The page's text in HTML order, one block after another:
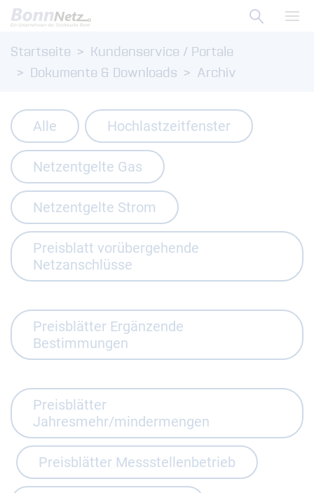
Zum Menü
Zum Inhalt
Suche
Startseite
Kundenservice / Portale
Dokumente & Downloads
Archiv
Alle Hochlastzeitfenster
Netzentgelte Gas
Netzentgelte Strom
Preisblatt vorübergehende
Netzanschlüsse
Preisblätter Ergänzende
Bestimmungen
Preisblätter
Jahresmehr/mindermengen
Preisblätter Messstellenbetrieb